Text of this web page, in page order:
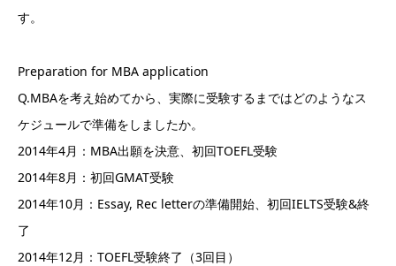
す。
Preparation for MBA application
Q.MBAを考え始めてから、実際に受験するまではどのようなス
ケジュールで準備をしましたか。
2014年4月：MBA出願を決意、初回TOEFL受験
2014年8月：初回GMAT受験
2014年10月：Essay, Rec letterの準備開始、初回IELTS受験&終
了
2014年12月：TOEFL受験終了（3回目）